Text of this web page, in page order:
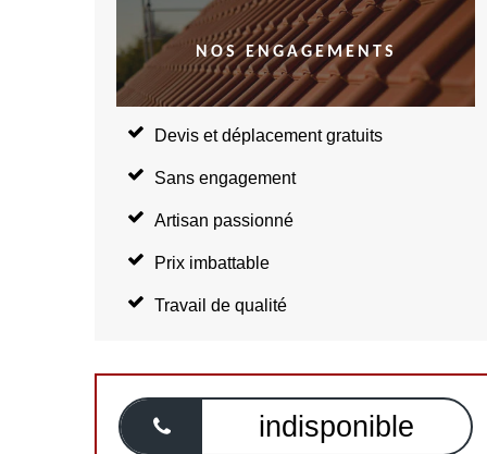
NOS ENGAGEMENTS
Devis et déplacement gratuits
Sans engagement
Artisan passionné
Prix imbattable
Travail de qualité
indisponible